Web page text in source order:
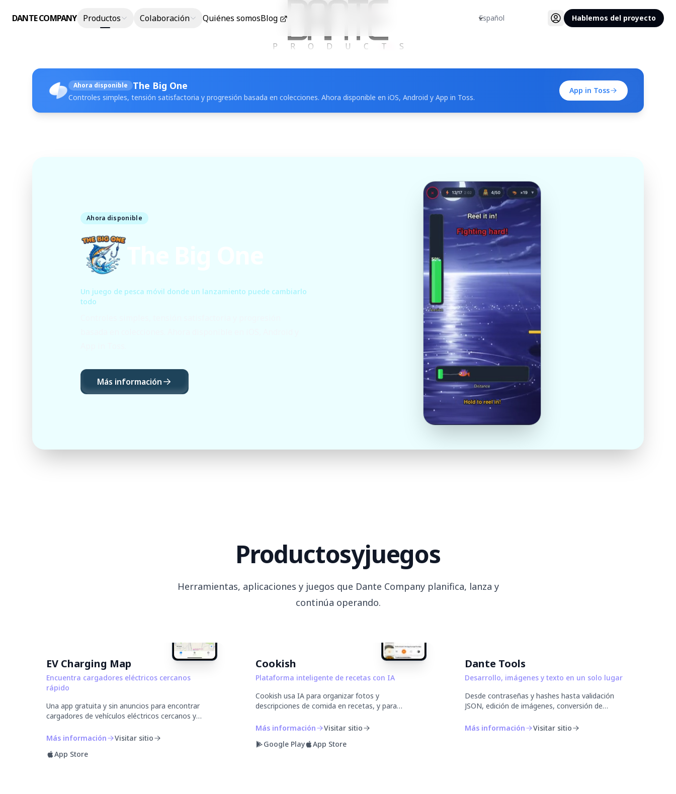
DANTE COMPANY Productos Colaboración Quiénes somosBlog Idioma Hablemos del proyecto
PRODUCTS
Ahora disponible The Big One
Controles simples, tensión satisfactoria y progresión basada en colecciones. Ahora disponible en iOS, Android y App in Toss.
App in Toss
Ahora disponible
Un juego de pesca móvil donde un lanzamiento puede cambiarlo
todo
Más información
Productosyjuegos
Herramientas, aplicaciones y juegos que Dante Company planifica, lanza y
continúa operando.
EV Charging Map
Encuentra cargadores eléctricos cercanos
rápido
Una app gratuita y sin anuncios para encontrar
cargadores de vehículos eléctricos cercanos y
miembro y no miembro, y disponibilidad en
Más información
Visitar sitio
App Store
Cookish
Plataforma inteligente de recetas con IA
Cookish usa IA para organizar fotos y
descripciones de comida en recetas, y para
Más información
Visitar sitio
Google Play
App Store
Dante Tools
Desarrollo, imágenes y texto en un solo lugar
Desde contraseñas y hashes hasta validación
JSON, edición de imágenes, conversión de
herramientas gratuitas en el navegador, sin
Más información Visitar sitio